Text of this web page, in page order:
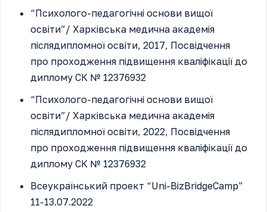
“Психолого-педагогічні основи вищої
освіти”/ Харківська медична академія
післядипломної освіти, 2017, Посвідчення
про проходження підвищення кваліфікації до
диплому СК № 12376932
“Психолого-педагогічні основи вищої
освіти”/ Харківська медична академія
післядипломної освіти, 2022, Посвідчення
про проходження підвищення кваліфікації до
диплому СК № 12376932
Всеукраїнський проект “Uni-BizBridgeCamp”
11-13.07.2022